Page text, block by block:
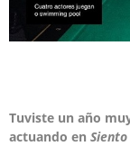
Tuviste un año
actuando en